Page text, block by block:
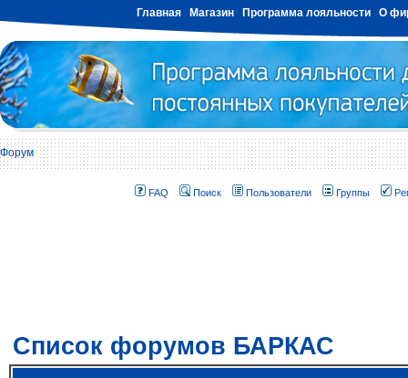
Главная Магазин Программа лояльности О
Форум
FAQ Поиск Пользователи Группы
Список форумов БАРКАС